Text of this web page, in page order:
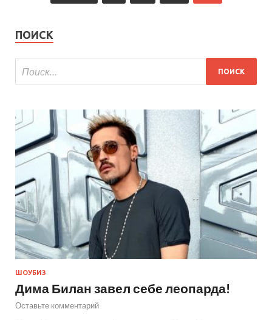
ПОИСК
ШОУБИЗ
Дима Билан завел себе леопарда!
Оставьте комментарий